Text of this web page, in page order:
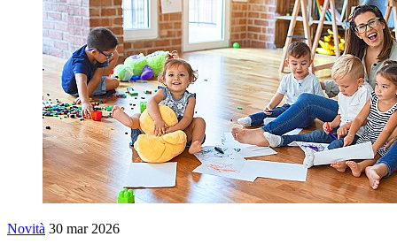
Novità 30 mar 2026